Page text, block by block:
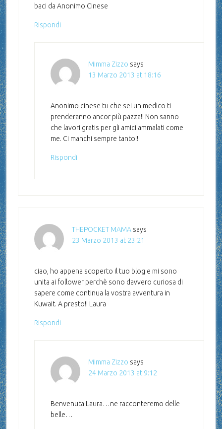
baci da Anonimo Cinese
Rispondi
Mimma Zizzo says
13 Marzo 2013 at 18:16
Anonimo cinese tu che sei un medico ti
prenderanno ancor più pazza!! Non sanno
che lavori gratis per gli amici ammalati come
me. Ci manchi sempre tanto!!
Rispondi
THEPOCKET MAMA says
23 Marzo 2013 at 23:21
ciao, ho appena scoperto il tuo blog e mi sono
unita ai follower perchè sono davvero curiosa di
sapere come continua la vostra avventura in
Kuwait. A presto!! Laura
Rispondi
Mimma Zizzo says
24 Marzo 2013 at 9:12
Benvenuta Laura…ne racconteremo delle
belle…